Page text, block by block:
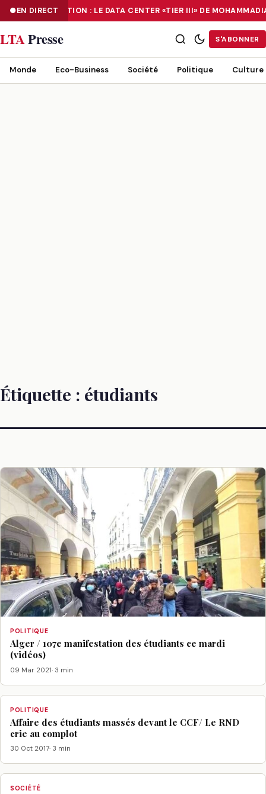
EN DIRECT
NUMÉRISATION : LE DATA CENTER «TIER III» DE
NUMÉRISATION : LE DATA CENTER «TIER III» DE MOHAMMADIA, UN
LTAPresse S'ABONNER
Monde Eco-Business Société Politique Culture
Étiquette : étudiants
POLITIQUE
Alger / 107e manifestation des étudiants ce mardi
(vidéos)
09 Mar 2021· 3 min
POLITIQUE
Affaire des étudiants massés devant le CCF/ Le RND
crie au complot
30 Oct 2017· 3 min
SOCIÉTÉ